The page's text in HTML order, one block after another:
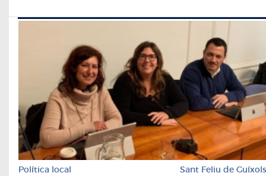
Política local Sant Feliu de Guíxols